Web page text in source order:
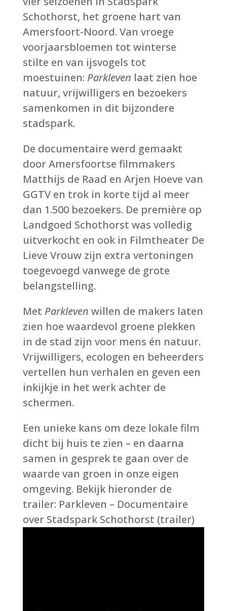
Schothorst, het groene hart van
Amersfoort-Noord. Van vroege
voorjaarsbloemen tot winterse
stilte en van ijsvogels tot
moestuinen: Parkleven laat zien hoe
natuur, vrijwilligers en bezoekers
samenkomen in dit bijzondere
stadspark.
De documentaire werd gemaakt
door Amersfoortse filmmakers
Matthijs de Raad en Arjen Hoeve van
GGTV en trok in korte tijd al meer
dan 1.500 bezoekers. De première op
Landgoed Schothorst was volledig
uitverkocht en ook in Filmtheater De
Lieve Vrouw zijn extra vertoningen
toegevoegd vanwege de grote
belangstelling.
Met Parkleven willen de makers laten
zien hoe waardevol groene plekken
in de stad zijn voor mens én natuur.
Vrijwilligers, ecologen en beheerders
vertellen hun verhalen en geven een
inkijkje in het werk achter de
schermen.
Een unieke kans om deze lokale film
dicht bij huis te zien – en daarna
samen in gesprek te gaan over de
waarde van groen in onze eigen
omgeving. Bekijk hieronder de
trailer: Parkleven – Documentaire
over Stadspark Schothorst (trailer)